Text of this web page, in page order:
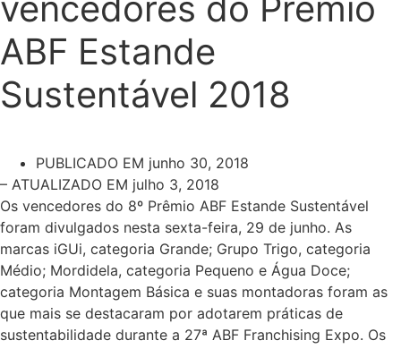
vencedores do Prêmio
ABF Estande
Sustentável 2018
PUBLICADO EM junho 30, 2018
– ATUALIZADO EM julho 3, 2018
Os vencedores do 8º Prêmio ABF Estande Sustentável
foram divulgados nesta sexta-feira, 29 de junho. As
marcas iGUi, categoria Grande; Grupo Trigo, categoria
Médio; Mordidela, categoria Pequeno e Água Doce;
categoria Montagem Básica e suas montadoras foram as
que mais se destacaram por adotarem práticas de
sustentabilidade durante a 27ª ABF Franchising Expo. Os